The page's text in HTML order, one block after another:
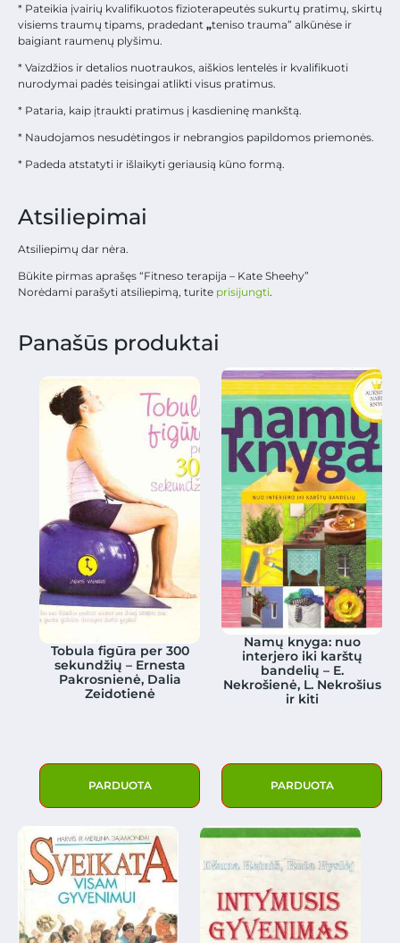
* Pateikia įvairių kvalifikuotos fizioterapeutės sukurtų pratimų, skirtų
visiems traumų tipams, pradedant „teniso trauma” alkūnėse ir
baigiant raumenų plyšimu.
* Vaizdžios ir detalios nuotraukos, aiškios lentelės ir kvalifikuoti
nurodymai padės teisingai atlikti visus pratimus.
* Pataria, kaip įtraukti pratimus į kasdieninę mankštą.
* Naudojamos nesudėtingos ir nebrangios papildomos priemonės.
* Padeda atstatyti ir išlaikyti geriausią kūno formą.
Atsiliepimai
Atsiliepimų dar nėra.
Būkite pirmas aprašęs “Fitneso terapija – Kate Sheehy”
Norėdami parašyti atsiliepimą, turite prisijungti.
Panašūs produktai
Tobula figūra per 300
sekundžių – Ernesta
Pakrosnienė, Dalia
Zeidotienė
PARDUOTA
Namų knyga: nuo
interjero iki karštų
bandelių – E.
Nekrošienė, L. Nekrošius
ir kiti
PARDUOTA